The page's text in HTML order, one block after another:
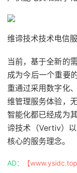
维谛技术技术电信
当前，基于全新的
成为今后一个重要
重通过采用数字化
维管理服务体验，
智能化都已经成为
谛技术（Vertiv）
核心的服务理念。
AD： 【www.ysidc.top